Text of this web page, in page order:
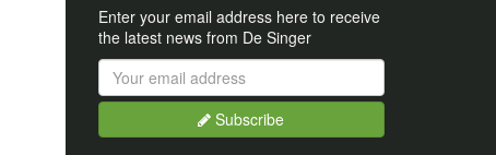
Enter your email address here to receive
the latest news from De Singer
Subscribe